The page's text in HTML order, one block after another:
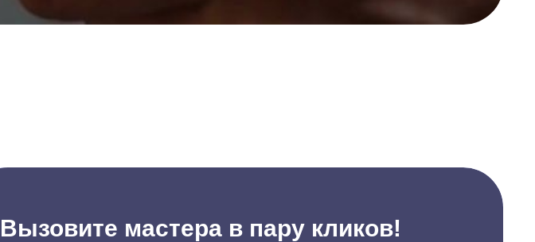
Вызовите мастера в пару кликов!